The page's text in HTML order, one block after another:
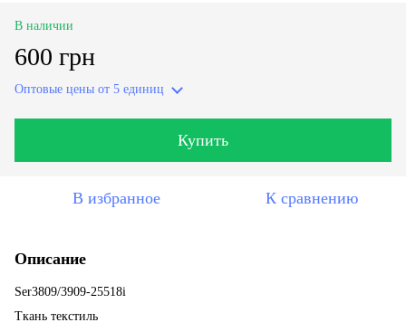
В наличии
600 грн
Оптовые цены от 5 единиц
Купить
В избранное К сравнению
Описание
Ser3809/3909-25518i
Ткань текстиль